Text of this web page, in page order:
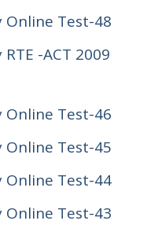
Online Test-48
-ACT 2009
Online Test-46
Online Test-45
Online Test-44
Online Test-43